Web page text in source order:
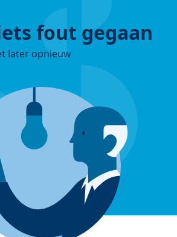
fout gegaan
later opnieuw